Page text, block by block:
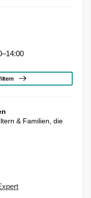
& Familien, die